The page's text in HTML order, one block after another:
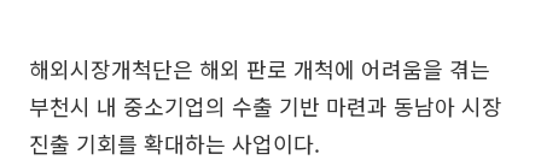
해외시장개척단은 해외 판로 개척에 어려움을 겪는
부천시 내 중소기업의 수출 기반 마련과 동남아 시장
진출 기회를 확대하는 사업이다.